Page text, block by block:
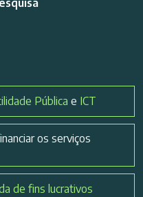
Pública e ICT
os serviços
de fins lucrativos